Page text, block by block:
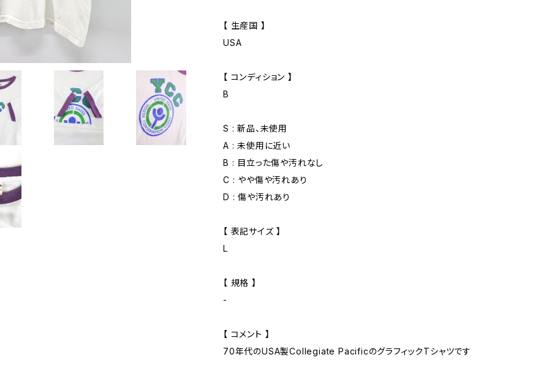
【 生産国 】
USA
【 コンディション 】
B
S : 新品、未使用
A : 未使用に近い
B : 目立った傷や汚れなし
C : やや傷や汚れあり
D : 傷や汚れあり
【 表記サイズ 】
L
【 規格 】
-
【 コメント 】
70年代のUSA製Collegiate PacificのグラフィックTシャツです